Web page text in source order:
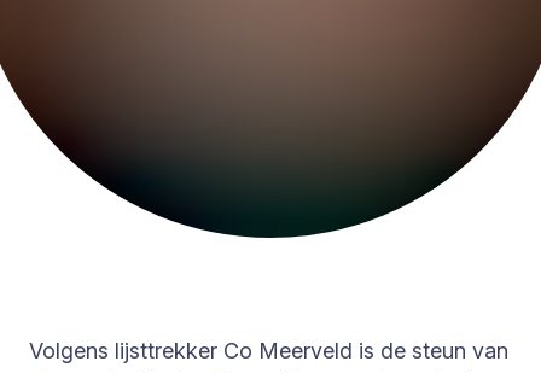
Volgens lijsttrekker Co Meerveld is de steun van